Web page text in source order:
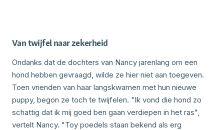
Van twijfel naar zekerheid
Ondanks dat de dochters van Nancy jarenlang om een
hond hebben gevraagd, wilde ze hier niet aan toegeven.
Toen vrienden van haar langskwamen met hun nieuwe
puppy, begon ze toch te twijfelen. "Ik vond die hond zo
schattig dat ik mij goed ben gaan verdiepen in het ras",
vertelt Nancy. "Toy poedels staan bekend als erg